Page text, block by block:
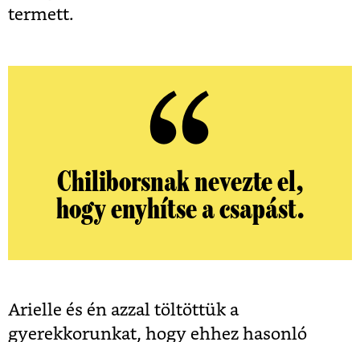
termett.
Chiliborsnak nevezte el,
hogy enyhítse a csapást.
Arielle és én azzal töltöttük a
gyerekkorunkat, hogy ehhez hasonló